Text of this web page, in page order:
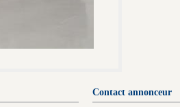
Contact annonceur